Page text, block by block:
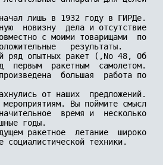
лишь в 1932 году в ГИРДе.
новизну  дела и отсутствие
с моими товарищами  по
результаты.
ряд опытных ракет (,No 48, Об
ракетным  самолетом.
большая  работа по
от наших  предложений.
Вы поймите смысл
время и  несколько
годы.
ракетное  летание  широко
социалистической техники.